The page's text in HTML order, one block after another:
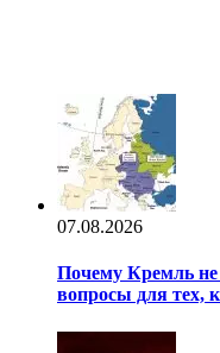
07.08.2026
Почему Кремль не
вопросы для тех,